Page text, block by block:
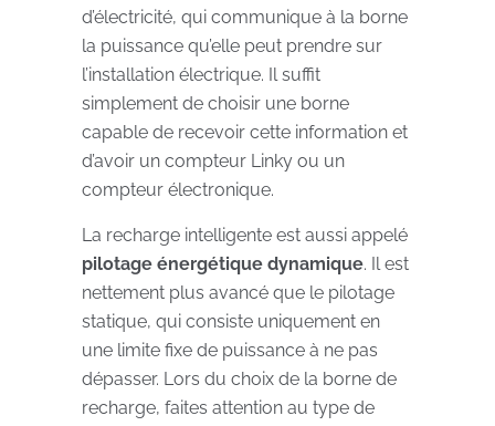
d’électricité, qui communique à la borne
la puissance qu’elle peut prendre sur
l’installation électrique. Il suffit
simplement de choisir une borne
capable de recevoir cette information et
d’avoir un compteur Linky ou un
compteur électronique.
La recharge intelligente est aussi appelé
pilotage énergétique dynamique. Il est
nettement plus avancé que le pilotage
statique, qui consiste uniquement en
une limite fixe de puissance à ne pas
dépasser. Lors du choix de la borne de
recharge, faites attention au type de